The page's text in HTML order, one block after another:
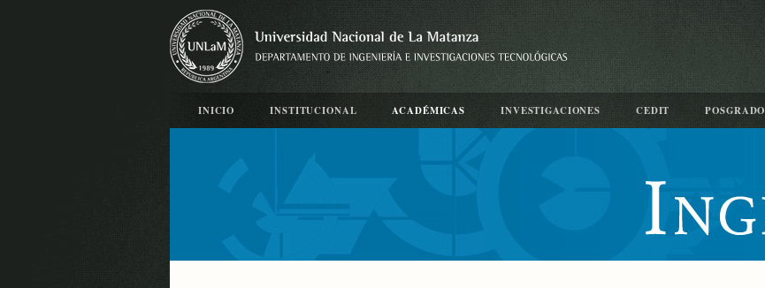
INICIO INSTITUCIONAL ACADÉMICAS INVESTIGACIONES CEDIT POSGRADO